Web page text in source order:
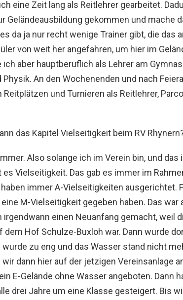
eine Zeit lang als Reitlehrer gearbeitet.
Geländeausbildung gekommen und mache
da ja nur recht wenige Trainer gibt, die das
von weit her angefahren, um hier im
aber hauptberuflich als Lehrer am
An den Wochenenden und nach
und Turnieren als Reitlehrer,
das Kapitel Vielseitigkeit beim RV
Also solange ich im Verein bin, und
Vielseitigkeit. Das gab es immer im
immer A-Vielseitigkeiten ausgerichtet.
M-Vielseitigkeit gegeben haben. Das war
irgendwann einen Neuanfang gemacht, weil
Hof Schulze-Buxloh war. Dann wurde
wurde zu eng und das Wasser stand nicht
dann hier auf der jetzigen Vereinsanlage
E-Gelände ohne Wasser angeboten. Dann
drei Jahre um eine Klasse gesteigert. Bis